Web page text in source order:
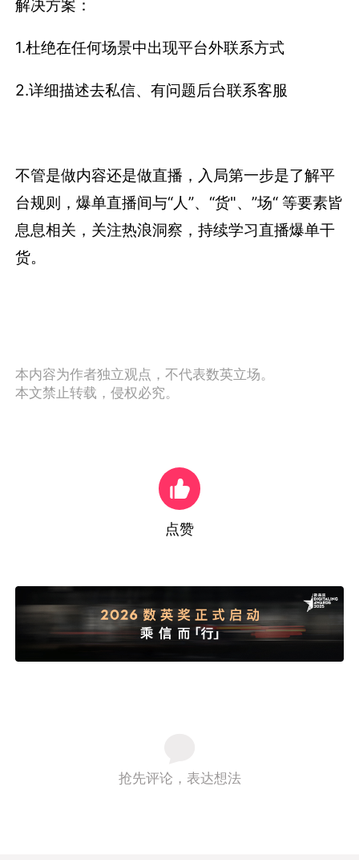
解决方案：
1.杜绝在任何场景中出现平台外联系方式
2.详细描述去私信、有问题后台联系客服
不管是做内容还是做直播，入局第一步是了解平
台规则，爆单直播间与“人”、“货"、”场“ 等要素皆
息息相关，关注热浪洞察，持续学习直播爆单干
货。
本内容为作者独立观点，不代表数英立场。
本文禁止转载，侵权必究。
点赞
抢先评论，表达想法